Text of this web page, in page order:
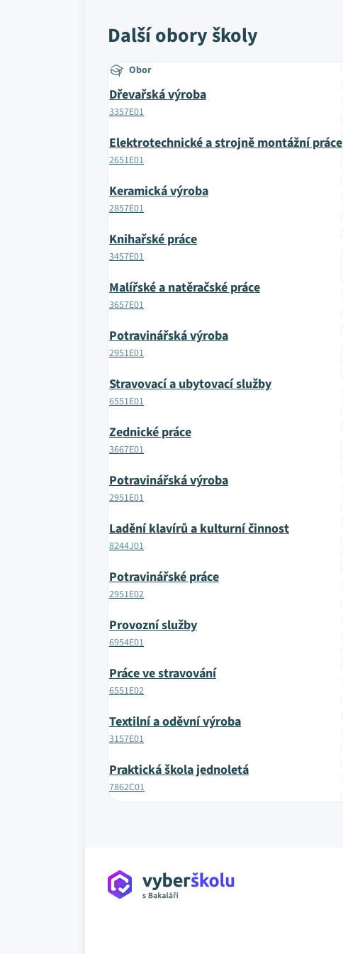
Další obory školy
Obor
Dřevařská výroba
3357E01
Elektrotechnické a strojně montážní práce
2651E01
Keramická výroba
2857E01
Knihařské práce
3457E01
Malířské a natěračské práce
3657E01
Potravinářská výroba
2951E01
Stravovací a ubytovací služby
6551E01
Zednické práce
3667E01
Potravinářská výroba
2951E01
Ladění klavírů a kulturní činnost
8244J01
Potravinářské práce
2951E02
Provozní služby
6954E01
Práce ve stravování
6551E02
Textilní a oděvní výroba
3157E01
Praktická škola jednoletá
7862C01